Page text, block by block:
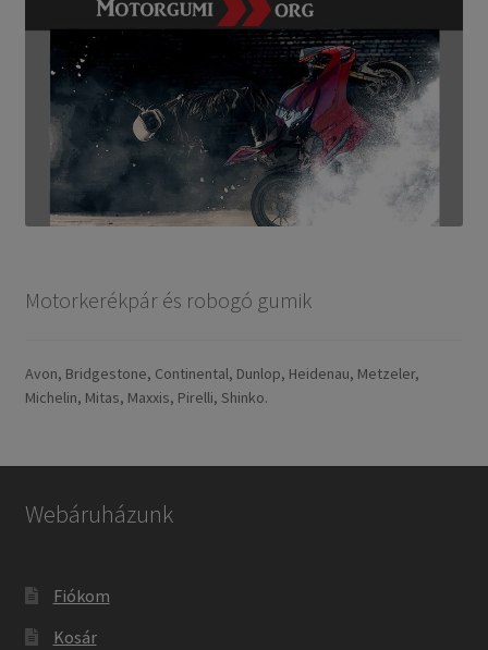
Motorkerékpár és robogó gumik
Avon, Bridgestone, Continental, Dunlop, Heidenau, Metzeler,
Michelin, Mitas, Maxxis, Pirelli, Shinko.
Webáruházunk
Fiókom
Kosár